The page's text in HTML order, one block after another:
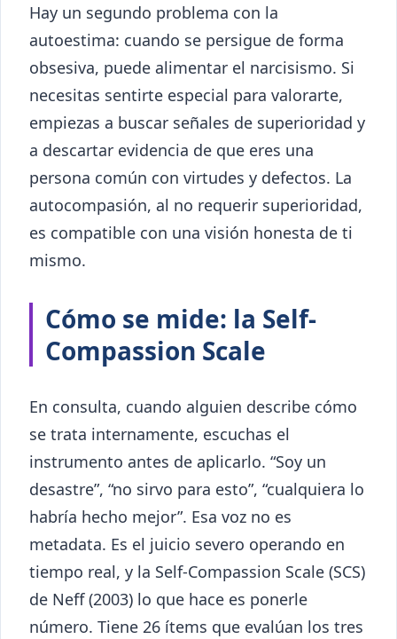
Hay un segundo problema con la
autoestima: cuando se persigue de forma
obsesiva, puede alimentar el narcisismo. Si
necesitas sentirte especial para valorarte,
empiezas a buscar señales de superioridad y
a descartar evidencia de que eres una
persona común con virtudes y defectos. La
autocompasión, al no requerir superioridad,
es compatible con una visión honesta de ti
mismo.
Cómo se mide: la Self-
Compassion Scale
En consulta, cuando alguien describe cómo
se trata internamente, escuchas el
instrumento antes de aplicarlo. “Soy un
desastre”, “no sirvo para esto”, “cualquiera lo
habría hecho mejor”. Esa voz no es
metadata. Es el juicio severo operando en
tiempo real, y la Self-Compassion Scale (SCS)
de Neff (2003) lo que hace es ponerle
número. Tiene 26 ítems que evalúan los tres